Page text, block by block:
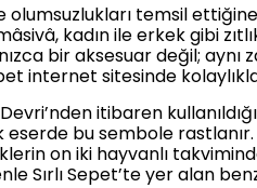
temsil
kadın ile erkek gibi
bir aksesuar değil;
internet sitesinde
itibaren
bu sembole rastlanır.
on iki hayvanlı
Sırlı Sepet’te yer alan